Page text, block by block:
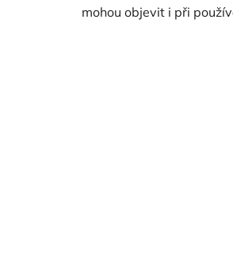
mohou objevit i při